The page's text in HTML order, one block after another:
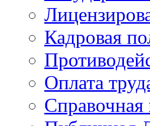
Кадровая
Оплата